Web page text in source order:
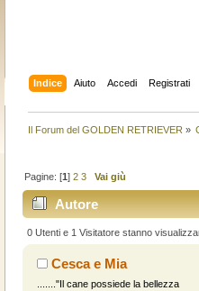
Indice Aiuto Accedi Registrati
Il Forum del GOLDEN RETRIEVER »
Pagine: [1]2 3 Vai giù
Autore
0 Utenti e 1 Visitatore stanno
Cesca e Mia
......."Il cane possiede la bellezza